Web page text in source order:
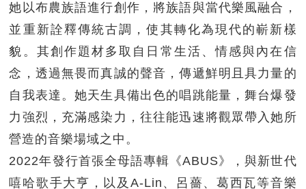
她以布農族語進行創作，將族語與當代樂風融合，
並重新詮釋傳統古調，使其轉化為現代的嶄新樣
貌。其創作題材多取自日常生活、情感與內在信
念，透過無畏而真誠的聲音，傳遞鮮明且具力量的
自我表達。她天生具備出色的唱跳能量，舞台爆發
力強烈，充滿感染力，往往能迅速將觀眾帶入她所
營造的音樂場域之中。
2022年發行首張全母語專輯《ABUS》，與新世代
嘻哈歌手大亨，以及A-Lin、呂薔、葛西瓦等音樂